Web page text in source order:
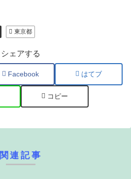
東京都
シェアする
Facebook はてブ
コピー
関連記事